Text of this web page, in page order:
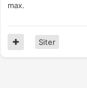
max.
Siter